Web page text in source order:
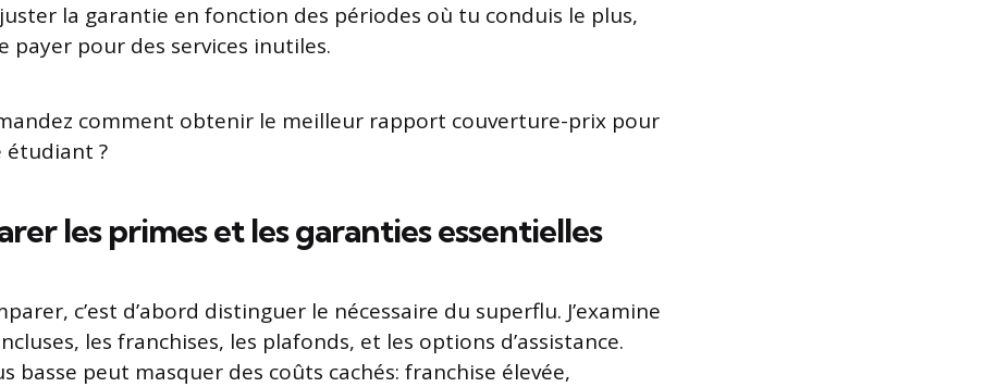
la garantie en fonction des périodes où tu conduis le plus,
payer pour des services inutiles.
comment obtenir le meilleur rapport couverture-prix pour
étudiant ?
les primes et les garanties essentielles
c’est d’abord distinguer le nécessaire du superflu. J’examine
les franchises, les plafonds, et les options d’assistance.
basse peut masquer des coûts cachés: franchise élevée,